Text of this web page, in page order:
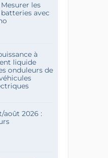
les
avec
à
liquide
onduleurs de
août 2026 :